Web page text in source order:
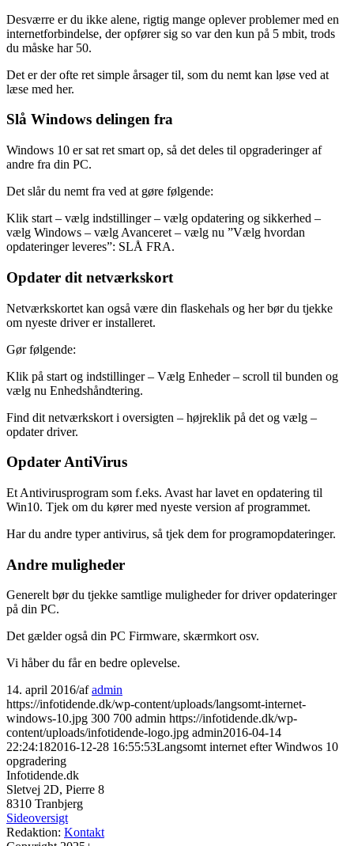
Desværre er du ikke alene, rigtig mange oplever problemer med en
internetforbindelse, der opfører sig so var den kun på 5 mbit, trods
du måske har 50.
Det er der ofte ret simple årsager til, som du nemt kan løse ved at
læse med her.
Slå Windows delingen fra
Windows 10 er sat ret smart op, så det deles til opgraderinger af
andre fra din PC.
Det slår du nemt fra ved at gøre følgende:
Klik start – vælg indstillinger – vælg opdatering og sikkerhed –
vælg Windows – vælg Avanceret – vælg nu ”Vælg hvordan
opdateringer leveres”: SLÅ FRA.
Opdater dit netværkskort
Netværkskortet kan også være din flaskehals og her bør du tjekke
om nyeste driver er installeret.
Gør følgende:
Klik på start og indstillinger – Vælg Enheder – scroll til bunden og
vælg nu Enhedshåndtering.
Find dit netværkskort i oversigten – højreklik på det og vælg –
opdater driver.
Opdater AntiVirus
Et Antivirusprogram som f.eks. Avast har lavet en opdatering til
Win10. Tjek om du kører med nyeste version af programmet.
Har du andre typer antivirus, så tjek dem for programopdateringer.
Andre muligheder
Generelt bør du tjekke samtlige muligheder for driver opdateringer
på din PC.
Det gælder også din PC Firmware, skærmkort osv.
Vi håber du får en bedre oplevelse.
14. april 2016/afadmin
https://infotidende.dk/wp-content/uploads/langsomt-internet-
windows-10.jpg 300 700 admin https://infotidende.dk/wp-
content/uploads/infotidende-logo.jpg admin2016-04-14
22:24:182016-12-28 16:55:53Langsomt internet efter Windwos 10
opgradering
Infotidende.dk
Sletvej 2D, Pierre 8
8310 Tranbjerg
Sideoversigt
Redaktion: Kontakt